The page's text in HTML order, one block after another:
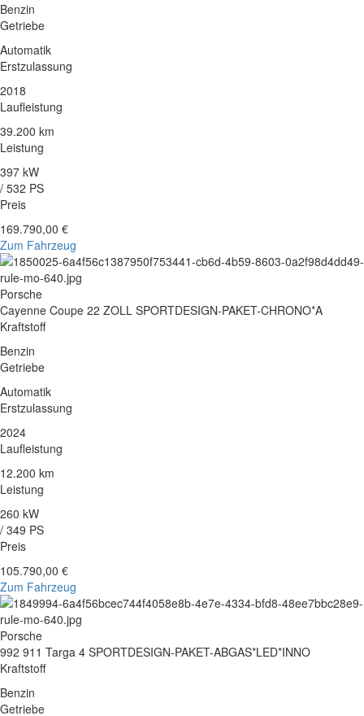
Benzin
Getriebe
Automatik
Erstzulassung
2018
Laufleistung
39.200 km
Leistung
397 kW
/ 532 PS
Preis
169.790,00 €
Zum Fahrzeug
Porsche
Cayenne Coupe 22 ZOLL SPORTDESIGN-PAKET-CHRONO*A
Kraftstoff
Benzin
Getriebe
Automatik
Erstzulassung
2024
Laufleistung
12.200 km
Leistung
260 kW
/ 349 PS
Preis
105.790,00 €
Zum Fahrzeug
Porsche
992 911 Targa 4 SPORTDESIGN-PAKET-ABGAS*LED*INNO
Kraftstoff
Benzin
Getriebe